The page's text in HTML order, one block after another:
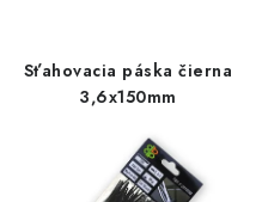
Sťahovacia páska čierna
3,6x150mm